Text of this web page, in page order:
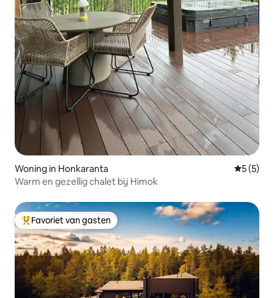
Woning in Honkaranta
5 (5)
Warm en gezellig chalet bij Himok
Topfavoriet van gasten
Favoriet van gasten